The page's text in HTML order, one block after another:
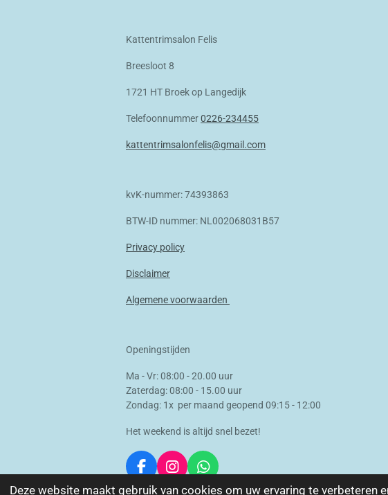
Deze website maakt gebruik van cookies om uw ervaring te verbeteren
Kattentrimsalon Felis
Breesloot 8
1721 HT Broek op Langedijk
Telefoonnummer0226-234455
kattentrimsalonfelis@gmail.com
kvK-nummer: 74393863
BTW-ID nummer: NL002068031B57
Privacy policy
Disclaimer
Algemene voorwaarden
Openingstijden
Ma - Vr: 08:00 - 20.00 uur
Zaterdag: 08:00 - 15.00 uur
Zondag: 1x per maand geopend 09:15 - 12:00
Het weekend is altijd snel bezet!
F
a
I
n
W
h